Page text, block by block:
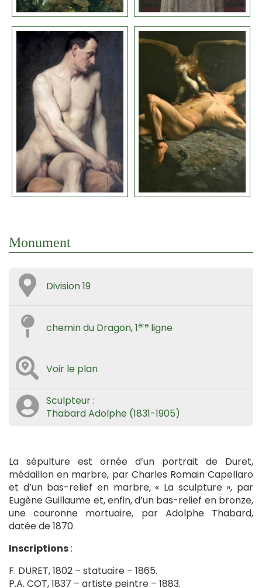
Monument
Division 19
chemin du Dragon, 1ère ligne
Voir le plan
Sculpteur :
Thabard Adolphe (1831-1905)
La sépulture est ornée d’un portrait de Duret,
médaillon en marbre, par Charles Romain Capellaro
et d’un bas-relief en marbre, « La sculpture », par
Eugène Guillaume et, enfin, d’un bas-relief en bronze,
une couronne mortuaire, par Adolphe Thabard,
datée de 1870.
Inscriptions:
F. DURET, 1802 – statuaire – 1865.
P.A. COT, 1837 – artiste peintre – 1883.